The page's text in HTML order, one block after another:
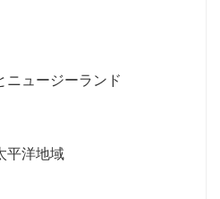
ニュージーランド
平洋地域